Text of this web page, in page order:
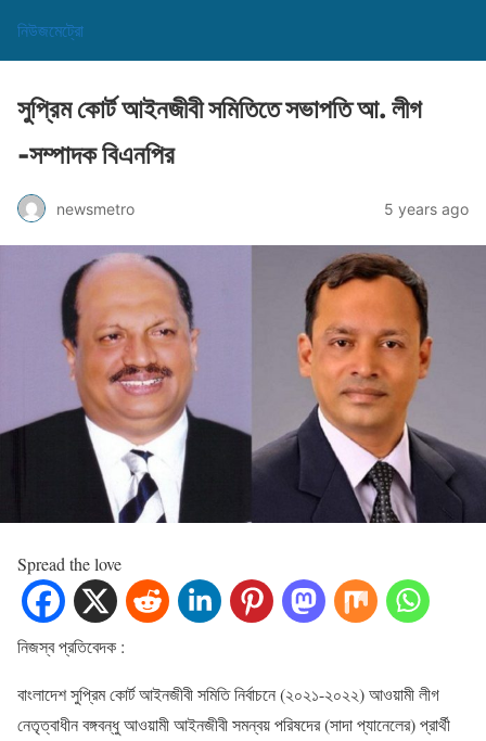
নিউজমেট্রো
সুপ্রিম কোর্ট আইনজীবী সমিতিতে সভাপতি আ. লীগ
-সম্পাদক বিএনপির
newsmetro 5 years ago
Spread the love
নিজস্ব প্রতিবেদক :
বাংলাদেশ সুপ্রিম কোর্ট আইনজীবী সমিতি নির্বাচনে (২০২১-২০২২) আওয়ামী লীগ
নেতৃত্বাধীন বঙ্গবন্ধু আওয়ামী আইনজীবী সমন্বয় পরিষদের (সাদা প্যানেলের) প্রার্থী